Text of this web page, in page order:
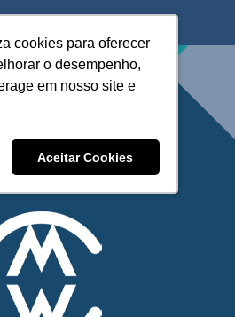
cookies para oferecer
o desempenho,
em nosso site e
Aceitar Cookies
cookies para oferecer
o desempenho,
em nosso site e
Aceitar Cookies